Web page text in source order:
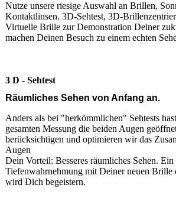
Nutze unsere riesige Auswahl an Brillen,
Kontaktlinsen. 3D-Sehtest, 3D-
Virtuelle Brille zur Demonstration Deiner
machen Deinen Besuch zu einem echten
3 D - Sehtest
Räumliches Sehen von Anfang an.
Anders als bei "herkömmlichen" Sehtests
gesamten Messung die beiden Augen
berücksichtigen und optimieren wir das
Augen
Dein Vorteil: Besseres räumliches Sehen. Ein
Tiefenwahrnehmung mit Deiner neuen Brille
wird Dich begeistern.